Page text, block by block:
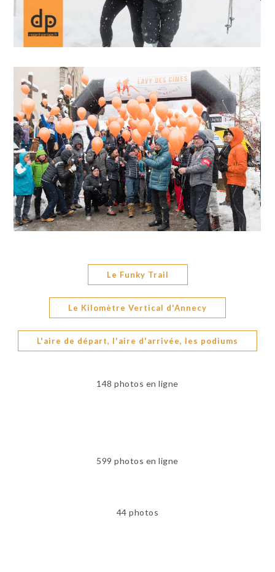
Le Funky Trail
Le Kilomètre Vertical d'Annecy
L'aire de départ, l'aire d'arrivée, les podiums
148 photos en ligne
599 photos en ligne
44 photos